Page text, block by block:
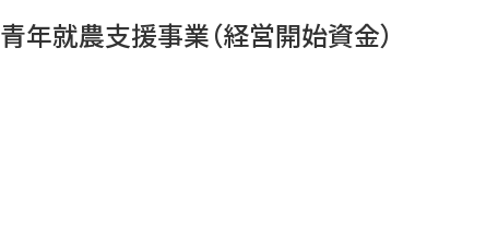
青年就農支援事業（経営開始資金）